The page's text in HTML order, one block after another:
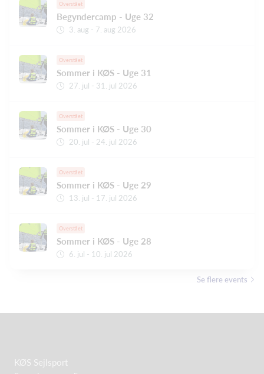
Overstået
Begyndercamp - Uge 32
3. aug - 7. aug 2026
Overstået
Sommer i KØS - Uge 31
27. jul - 31. jul 2026
Overstået
Sommer i KØS - Uge 30
20. jul - 24. jul 2026
Overstået
Sommer i KØS - Uge 29
13. jul - 17. jul 2026
Overstået
Sommer i KØS - Uge 28
6. jul - 10. jul 2026
Se flere events
KØS Sejlsport